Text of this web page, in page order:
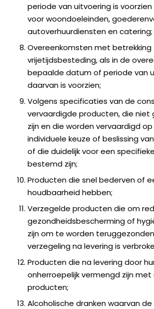
periode van uitvoering is
voor woondoeleinden,
autoverhuurdiensten en catering;
Overeenkomsten met
vrijetijdsbesteding, als in de
bepaalde datum of periode van
daarvan is voorzien;
Volgens specificaties van de
vervaardigde producten, die niet
zijn en die worden vervaardigd
individuele keuze of beslissing
of die duidelijk voor een
bestemd zijn;
Producten die snel bederven of
houdbaarheid hebben;
Verzegelde producten die om
gezondheidsbescherming of
zijn om te worden
verzegeling na levering is
Producten die na levering door
onherroepelijk vermengd zijn met
producten;
Alcoholische dranken waarvan de